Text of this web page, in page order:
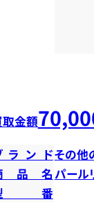
取金額
ランドその他
品名 パール
番